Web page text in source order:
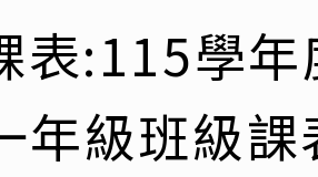
三名。
綺君教師榮獲社
校阿巴斯O蜜、
桃園市科展 國
老師王老師、
校四年二班張O
語競賽國小朗讀
校參加桃園市中
表:115學
年級班級